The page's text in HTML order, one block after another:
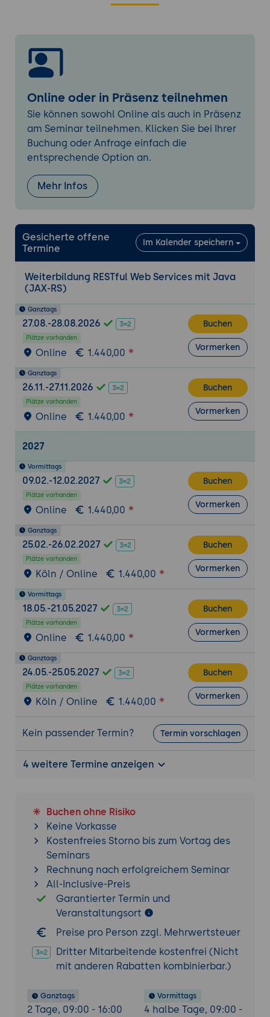
RESTful im Browser (Java Script, HTML)
RESTful und Mobile (Android)
RESTful weiterführende Themen
Sicherheit
Sitzungen und Skalierbarkeit
Caching und Performance
Online oder in Präsenz teilnehmen
Sie können sowohl Online als auch in Präsenz
am Seminar teilnehmen. Klicken Sie bei Ihrer
Buchung oder Anfrage einfach die
entsprechende Option an.
Mehr Infos
Gesicherte offene
Termine
Im Kalender speichern
Weiterbildung RESTful Web Services mit Java
(JAX-RS)
Ganztags
27.08.-28.08.2026
Plätze vorhanden
Online 1.440,00
Buchen
Vormerken
Ganztags
26.11.-27.11.2026
Plätze vorhanden
Online 1.440,00
Buchen
Vormerken
2027
Vormittags
09.02.-12.02.2027
Plätze vorhanden
Online 1.440,00
Buchen
Vormerken
Ganztags
25.02.-26.02.2027
Plätze vorhanden
Köln / Online 1.440,00
Buchen
Vormerken
Vormittags
18.05.-21.05.2027
Plätze vorhanden
Online 1.440,00
Buchen
Vormerken
Ganztags
24.05.-25.05.2027
Plätze vorhanden
Köln / Online 1.440,00
Buchen
Vormerken
Kein passender Termin? Termin vorschlagen
4 weitere Termine anzeigen
Buchen ohne Risiko
Keine Vorkasse
Kostenfreies Storno bis zum Vortag des
Seminars
Rechnung nach erfolgreichem Seminar
All-Inclusive-Preis
Garantierter Termin und
Veranstaltungsort
Preise pro Person zzgl. Mehrwertsteuer
Dritter Mitarbeitende kostenfrei (Nicht
mit anderen Rabatten kombinierbar.)
Ganztags
2 Tage, 09:00 - 16:00
Vormittags
4 halbe Tage, 09:00 -